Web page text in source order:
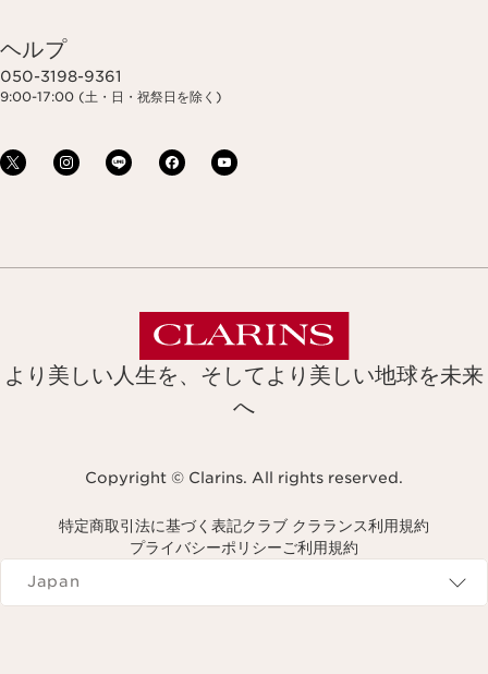
ヘルプ
050-3198-9361
9:00-17:00 (土・日・祝祭日を除く)
より美しい人生を、そしてより美しい地球を未来
へ
Copyright © Clarins. All rights reserved.
特定商取引法に基づく表記クラブ クラランス利用規約
プライバシーポリシーご利用規約
Navigates to
Japan